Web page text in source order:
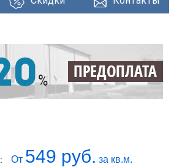
Профнастил Утеплители
От 549 руб. за кв.м.